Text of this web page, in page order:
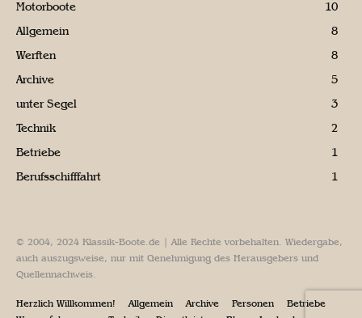
Motorboote
10
Allgemein
8
Werften
8
Archive
5
unter Segel
3
Technik
2
Betriebe
1
Berufsschifffahrt
1
© 2004, 2024 Klassik-Boote.de | Alle Rechte vorbehalten. Wiedergabe,
auch auszugsweise, nur mit Genehmigung des Herausgebers und
Quellennachweis.
Herzlich Willkommen! Allgemein Archive Personen
Betriebe